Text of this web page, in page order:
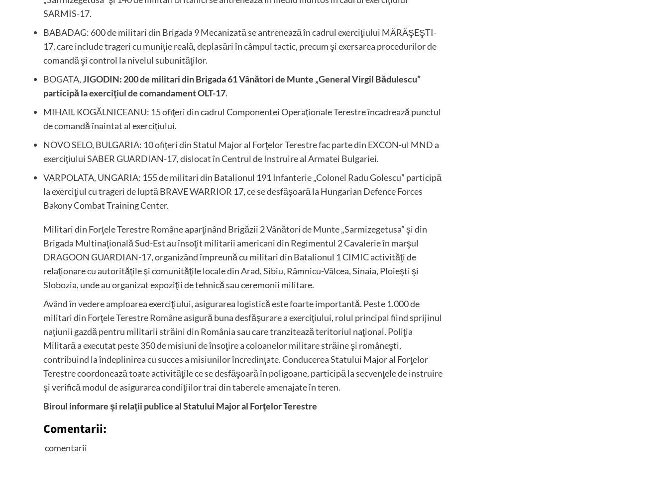
SARMIS-17.
BABADAG: 600 de militari din Brigada 9 Mecanizată se antrenează în cadrul exerciţiului MĂRĂŞEŞTI-
17, care include trageri cu muniţie reală, deplasări în câmpul tactic, precum şi exersarea procedurilor de
comandă şi control la nivelul subunităţilor.
BOGATA,JIGODIN: 200 de militari din Brigada 61 Vânători de Munte „General Virgil Bădulescu”
participă la exerciţiul de comandament OLT-17.
MIHAIL KOGĂLNICEANU: 15 ofiţeri din cadrul Componentei Operaţionale Terestre încadrează punctul
de comandă înaintat al exerciţiului.
NOVO SELO, BULGARIA: 10 ofiţeri din Statul Major al Forţelor Terestre fac parte din EXCON-ul MND a
exerciţiului SABER GUARDIAN-17, dislocat în Centrul de Instruire al Armatei Bulgariei.
VARPOLATA, UNGARIA: 155 de militari din Batalionul 191 Infanterie „Colonel Radu Golescu” participă
la exerciţiul cu trageri de luptă BRAVE WARRIOR 17, ce se desfăşoară la Hungarian Defence Forces
Bakony Combat Training Center.
Militari din Forţele Terestre Române aparţinând Brigăzii 2 Vânători de Munte „Sarmizegetusa” şi din
Brigada Multinaţională Sud-Est au însoţit militarii americani din Regimentul 2 Cavalerie în marşul
DRAGOON GUARDIAN-17, organizând împreună cu militari din Batalionul 1 CIMIC activităţi de
relaţionare cu autorităţile şi comunităţile locale din Arad, Sibiu, Râmnicu-Vâlcea, Sinaia, Ploieşti şi
Slobozia, unde au organizat expoziţii de tehnică sau ceremonii militare.
Având în vedere amploarea exerciţiului, asigurarea logistică este foarte importantă. Peste 1.000 de
militari din Forţele Terestre Române asigură buna desfăşurare a exerciţiului, rolul principal fiind sprijinul
naţiunii gazdă pentru militarii străini din România sau care tranzitează teritoriul naţional. Poliţia
Militară a executat peste 350 de misiuni de însoţire a coloanelor militare străine şi româneşti,
contribuind la îndeplinirea cu succes a misiunilor încredinţate. Conducerea Statului Major al Forţelor
Terestre coordonează toate activităţile ce se desfăşoară în poligoane, participă la secvenţele de instruire
şi verifică modul de asigurarea condiţiilor trai din taberele amenajate în teren.
Biroul informare şi relaţii publice al Statului Major al Forţelor Terestre
Comentarii:
comentarii